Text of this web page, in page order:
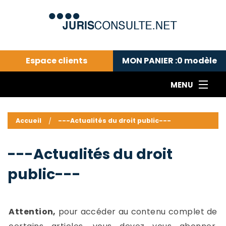
Espace clients MON PANIER :0 modèle
MENU
---Actualités du droit public---
Droit pénal---
Droit privé ---
Abonnement aux actualités
Accueil ---Actualités du droit public---
---Actualités du droit
public---
Attention, pour accéder au contenu complet de